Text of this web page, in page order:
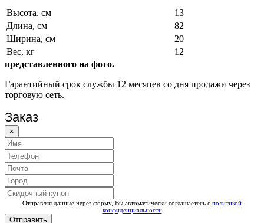
Высота, см
13
Длина, см
82
Ширина, см
20
Вес, кг
12
представленного на фото.
Гарантийный срок службы 12 месяцев со дня продажи через
торговую сеть.
Заказ
×
Отправляя данные через форму, Вы автоматически соглашаетесь с политикой
конфиденциальности
Отправить